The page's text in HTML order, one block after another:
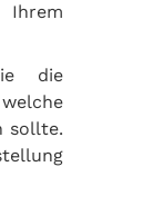
die
sollte.